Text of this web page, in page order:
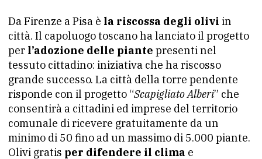
Da Firenze a Pisa è la riscossa degli olivi in
città. Il capoluogo toscano ha lanciato il progetto
per l’adozione delle piante presenti nel
tessuto cittadino: iniziativa che ha riscosso
grande successo. La città della torre pendente
risponde con il progetto “Scapigliato Alberi” che
consentirà a cittadini ed imprese del territorio
comunale di ricevere gratuitamente da un
minimo di 50 fino ad un massimo di 5.000 piante.
Olivi gratis per difendere il clima e